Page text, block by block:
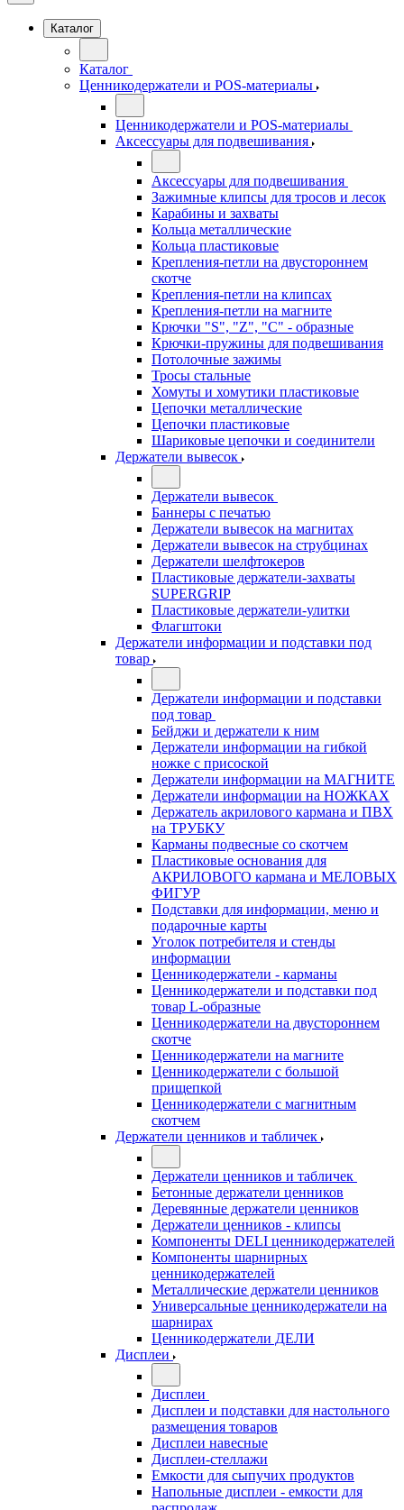
Каталог
Каталог
Ценникодержатели и POS-материалы
Ценникодержатели и POS-материалы
Аксессуары для подвешивания
Аксессуары для подвешивания
Зажимные клипсы для тросов и лесок
Карабины и захваты
Кольца металлические
Кольца пластиковые
Крепления-петли на двустороннем
скотче
Крепления-петли на клипсах
Крепления-петли на магните
Крючки "S", "Z", "C" - образные
Крючки-пружины для подвешивания
Потолочные зажимы
Тросы стальные
Хомуты и хомутики пластиковые
Цепочки металлические
Цепочки пластиковые
Шариковые цепочки и соединители
Держатели вывесок
Держатели вывесок
Баннеры с печатью
Держатели вывесок на магнитах
Держатели вывесок на струбцинах
Держатели шелфтокеров
Пластиковые держатели-захваты
SUPERGRIP
Пластиковые держатели-улитки
Флагштоки
Держатели информации и подставки под
товар
Держатели информации и подставки
под товар
Бейджи и держатели к ним
Держатели информации на гибкой
ножке с присоской
Держатели информации на МАГНИТЕ
Держатели информации на НОЖКАХ
Держатель акрилового кармана и ПВХ
на ТРУБКУ
Карманы подвесные со скотчем
Пластиковые основания для
АКРИЛОВОГО кармана и МЕЛОВЫХ
ФИГУР
Подставки для информации, меню и
подарочные карты
Уголок потребителя и стенды
информации
Ценникодержатели - карманы
Ценникодержатели и подставки под
товар L-образные
Ценникодержатели на двустороннем
скотче
Ценникодержатели на магните
Ценникодержатели с большой
прищепкой
Ценникодержатели с магнитным
скотчем
Держатели ценников и табличек
Держатели ценников и табличек
Бетонные держатели ценников
Деревянные держатели ценников
Держатели ценников - клипсы
Компоненты DELI ценникодержателей
Компоненты шарнирных
ценникодержателей
Металлические держатели ценников
Универсальные ценникодержатели на
шарнирах
Ценникодержатели ДЕЛИ
Дисплеи
Дисплеи
Дисплеи и подставки для настольного
размещения товаров
Дисплеи навесные
Дисплеи-стеллажи
Емкости для сыпучих продуктов
Напольные дисплеи - емкости для